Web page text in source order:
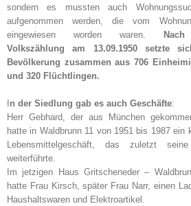
sondern es mussten auch
aufgenommen werden, die vom
eingewiesen worden waren.
Volkszählung am 13.09.1950 setzte
Bevölkerung zusammen aus 706
und 320 Flüchtlingen.
n der Siedlung gab es auch Geschäfte:
Herr Gebhard, der aus München
hatte in Waldbrunn 11 von 1951 bis 1987 ein
Lebensmittelgeschäft, das zuletzt
weiterführte.
Im jetzigen Haus Gritscheneder –
hatte Frau Kirsch, später Frau Narr, einen
Haushaltswaren und Elektroartikel.